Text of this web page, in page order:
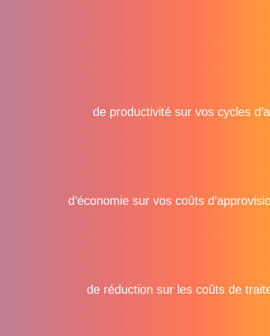
de productivité sur vos cycles
d’économie sur vos coûts
de réduction sur les coûts de